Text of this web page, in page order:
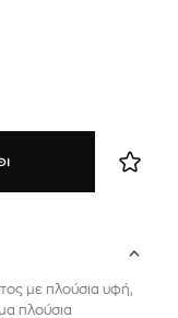
με πλούσια υφή,
πλούσια